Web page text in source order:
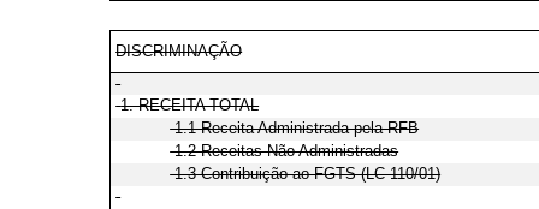
DISCRIMINAÇÃO
1. RECEITA TOTAL
1.1 Receita Administrada pela RFB
1.2 Receitas Não Administradas
1.3 Contribuição ao FGTS (LC 110/01)